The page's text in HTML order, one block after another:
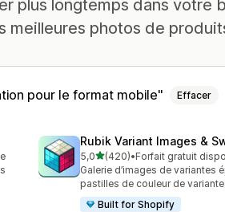
plus longtemps dans votre
meilleures photos de
pour le format mobile Effacer
Rubik Variant Images &
5,0étoile(s) sur 5
(420)
420 avis au total
•Forfait gratuit
Galerie d’images de variantes
pastilles de couleur de
Built for Shopify